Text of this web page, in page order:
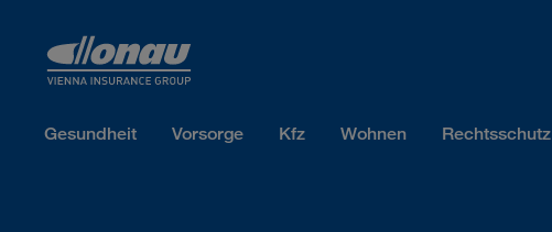
Gesundheit Vorsorge Kfz Wohnen Rechtsschutz